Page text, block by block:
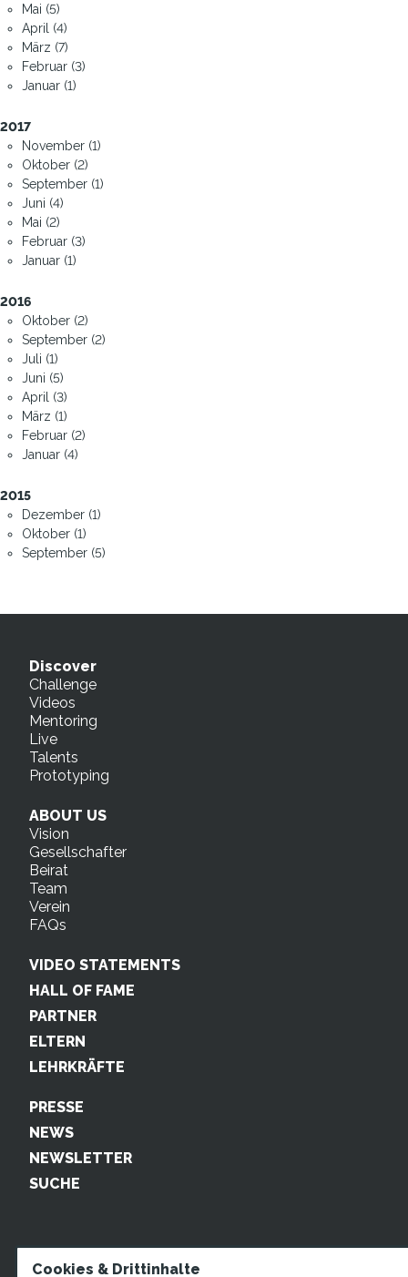
Mai (5)
April (4)
März (7)
Februar (3)
Januar (1)
2017
November (1)
Oktober (2)
September (1)
Juni (4)
Mai (2)
Februar (3)
Januar (1)
2016
Oktober (2)
September (2)
Juli (1)
Juni (5)
April (3)
März (1)
Februar (2)
Januar (4)
2015
Dezember (1)
Oktober (1)
September (5)
Discover
Challenge
Videos
Mentoring
Live
Talents
Prototyping
ABOUT US
Vision
Gesellschafter
Beirat
Team
Verein
FAQs
VIDEO STATEMENTS
HALL OF FAME
PARTNER
ELTERN
LEHRKRÄFTE
PRESSE
NEWS
NEWSLETTER
SUCHE
Cookies & Drittinhalte